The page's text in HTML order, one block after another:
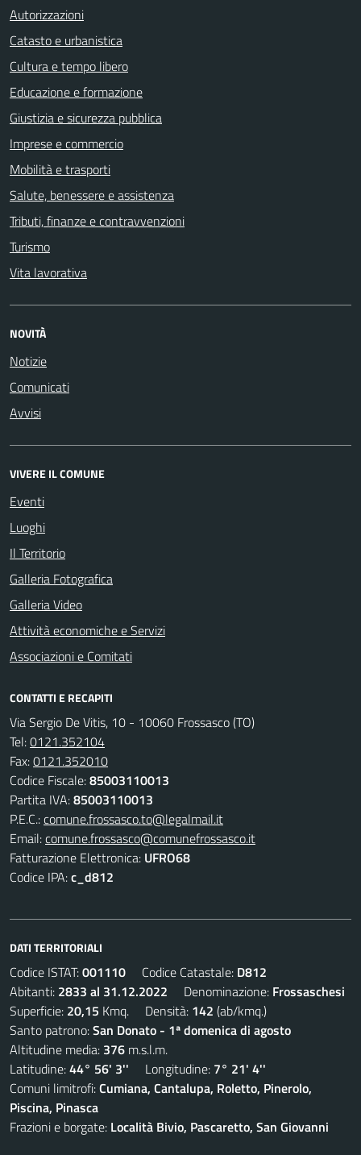
Autorizzazioni
Catasto e urbanistica
Cultura e tempo libero
Educazione e formazione
Giustizia e sicurezza pubblica
Imprese e commercio
Mobilità e trasporti
Salute, benessere e assistenza
Tributi, finanze e contravvenzioni
Turismo
Vita lavorativa
NOVITÀ
Notizie
Comunicati
Avvisi
VIVERE IL COMUNE
Eventi
Luoghi
Il Territorio
Galleria Fotografica
Galleria Video
Attività economiche e Servizi
Associazioni e Comitati
CONTATTI E RECAPITI
Via Sergio De Vitis, 10 - 10060 Frossasco (TO)
Tel:0121.352104
Fax:0121.352010
Codice Fiscale:85003110013
Partita IVA:85003110013
P.E.C.:comune.frossasco.to@legalmail.it
Email:comune.frossasco@comunefrossasco.it
Fatturazione Elettronica: UFRO68
Codice IPA:c_d812
DATI TERRITORIALI
Codice ISTAT:001110 Codice Catastale: D812
Abitanti: 2833 al 31.12.2022 Denominazione: Frossaschesi
Superficie: 20,15 Kmq. Densità: 142 (ab/kmq.)
Santo patrono:San Donato - 1ª domenica di agosto
Altitudine media: 376 m.s.l.m.
Latitudine:44° 56' 3'' Longitudine: 7° 21' 4''
Comuni limitrofi:Cumiana, Cantalupa, Roletto, Pinerolo,
Piscina, Pinasca
Frazioni e borgate: Località Bivio, Pascaretto, San Giovanni